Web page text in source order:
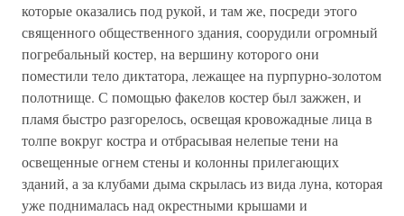
которые оказались под рукой, и там же, посреди этого
священного общественного здания, соорудили огромный
погребальный костер, на вершину которого они
поместили тело диктатора, лежащее на пурпурно-золотом
полотнище. С помощью факелов костер был зажжен, и
пламя быстро разгорелось, освещая кровожадные лица в
толпе вокруг костра и отбрасывая нелепые тени на
освещенные огнем стены и колонны прилегающих
зданий, а за клубами дыма скрылась из вида луна, которая
уже поднималась над окрестными крышами и